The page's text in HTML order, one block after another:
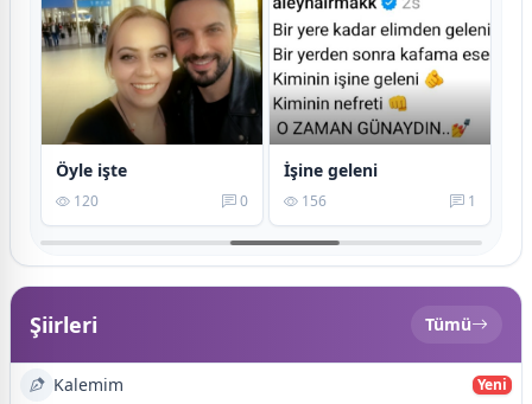
Öyle işte
120 0
İşine geleni
156 1
Şiirleri Tümü
Kalemim Yeni